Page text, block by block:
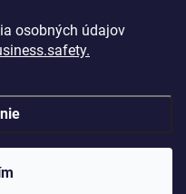
osobných údajov
ochrany osobných